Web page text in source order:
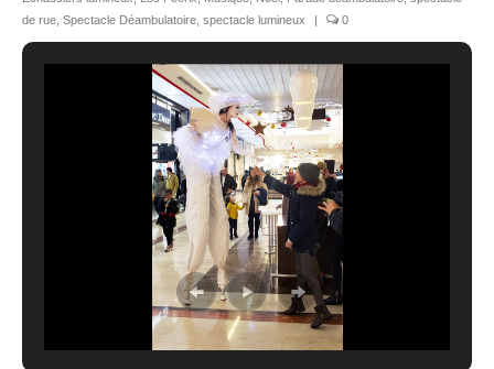
de rue, Spectacle Déambulatoire, spectacle lumineux 0